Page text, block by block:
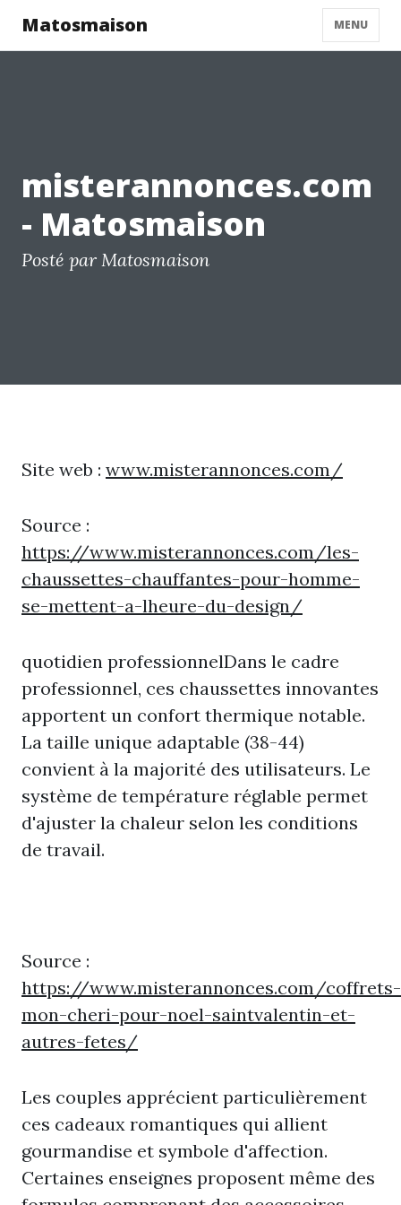
Matosmaison MENU
misterannonces.com
- Matosmaison
Posté par Matosmaison
Site web : www.misterannonces.com/
Source :
https://www.misterannonces.com/les-
chaussettes-chauffantes-pour-homme-
se-mettent-a-lheure-du-design/
quotidien professionnelDans le cadre
professionnel, ces chaussettes innovantes
apportent un confort thermique notable.
La taille unique adaptable (38-44)
convient à la majorité des utilisateurs. Le
système de température réglable permet
d'ajuster la chaleur selon les conditions
de travail.
Source :
https://www.misterannonces.com/coffrets-
mon-cheri-pour-noel-saintvalentin-et-
autres-fetes/
Les couples apprécient particulièrement
ces cadeaux romantiques qui allient
gourmandise et symbole d'affection.
Certaines enseignes proposent même des